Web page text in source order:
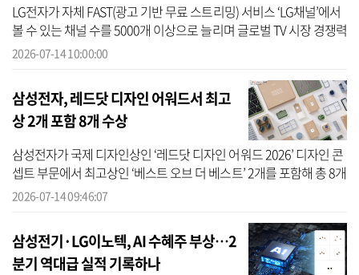
LG전자가 자체 FAST(광고 기반 무료 스트리밍) 서비스 ‘LG채널’에서
볼 수 있는 채널 수를 5000개 이상으로 늘리며 글로벌 TV 시장 경쟁력
을 강화한다. LG전자는 최근 폴란드에 LG채널을 론칭하며 LG채널 운
2026-07-14 10:00:00
삼성전자, 레드닷 디자인 어워드서 최고
상 2개 포함 8개 수상
삼성전자가 국제 디자인상인 ‘레드닷 디자인 어워드 2026’ 디자인 콘
셉트 부문에서 최고상인 ‘베스트 오브 더 베스트’ 2개를 포함해 총 8개
의 상을 수상했다고 14일 밝혔다. 1955년 독일 노르트라인베스트팔
2026-07-14 09:46:07
삼성전기·LG이노텍, AI 수혜주 부상…2
분기 역대급 실적 기록하나